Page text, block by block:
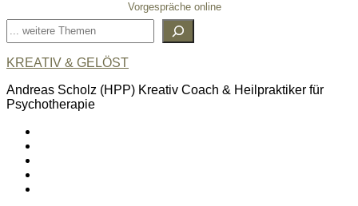
Vorgespräche online
Suchen
KREATIV & GELÖST
Andreas Scholz (HPP) Kreativ Coach & Heilpraktiker für
Psychotherapie